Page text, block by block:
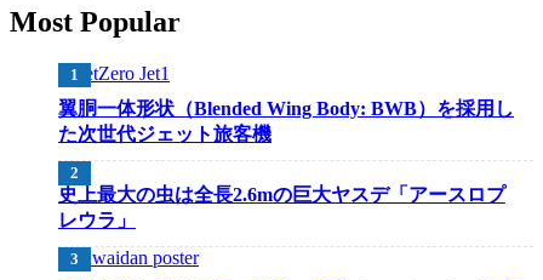
Most Popular
翼胴一体形状（Blended Wing Body: BWB）を採用し
た次世代ジェット旅客機
史上最大の虫は全長2.6mの巨大ヤスデ「アースロプ
レウラ」